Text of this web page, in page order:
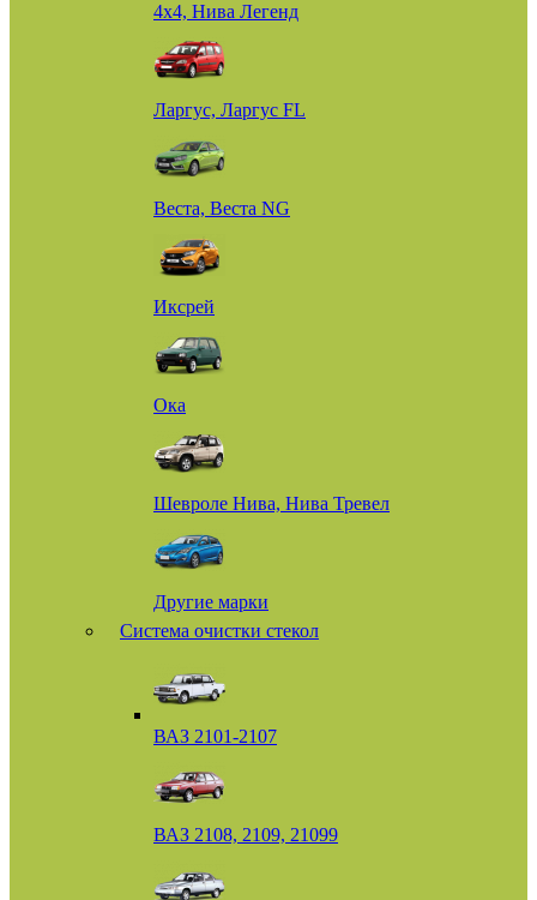
4х4, Нива Легенд
Ларгус, Ларгус FL
Веста, Веста NG
Иксрей
Ока
Шевроле Нива, Нива Тревел
Другие марки
Система очистки стекол
ВАЗ 2101-2107
ВАЗ 2108, 2109, 21099